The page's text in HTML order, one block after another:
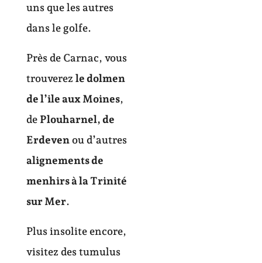
uns que les autres
dans le golfe.
Près de Carnac, vous
trouverez le dolmen
de l’ile aux Moines,
de Plouharnel, de
Erdevenou d’autres
alignements de
menhirs à la Trinité
sur Mer.
Plus insolite encore,
visitez des tumulus